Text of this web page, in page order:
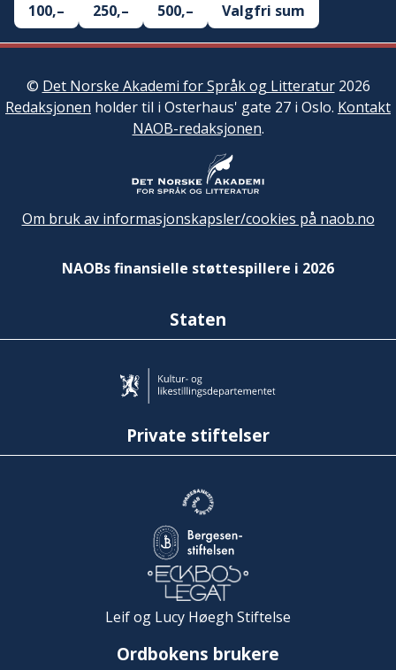
100,–
250,– 500,– Valgfri sum
© Det Norske Akademi for Språk og Litteratur2026
Redaksjonen holder til i Osterhaus' gate 27 i Oslo. Kontakt
NAOB-redaksjonen.
Om bruk av informasjonskapsler/cookies på naob.no
NAOBs finansielle støttespillere i 2026
Staten
Private stiftelser
Leif og Lucy Høegh Stiftelse
Ordbokens brukere